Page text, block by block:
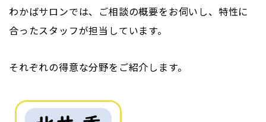
わかばサロンでは、ご相談の概要をお伺いし、特性に
合ったスタッフが担当しています。
それぞれの得意な分野をご紹介します。